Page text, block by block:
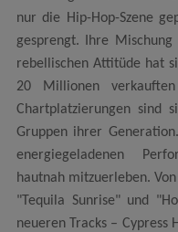
nur die Hip-Hop-Szene
gesprengt. Ihre
rebellischen Attitüde hat
20 Millionen
Chartplatzierungen sind
Gruppen ihrer
energiegeladenen
hautnah mitzuerleben.
"Tequila Sunrise" und
neueren Tracks –